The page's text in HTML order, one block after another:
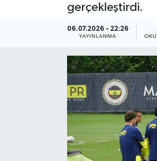
gerçekleştirdi.
06.07.2026 - 22:26
YAYINLANMA